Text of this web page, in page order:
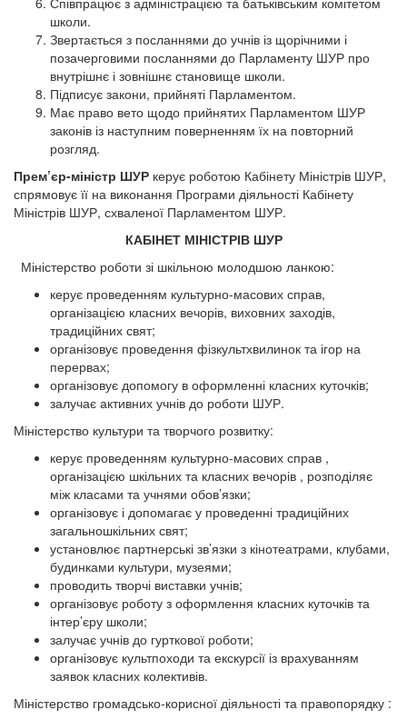
школи.
Звертається з посланнями до учнів із щорічними і
позачерговими посланнями до Парламенту ШУР про
внутрішнє і зовнішнє становище школи.
Підписує закони, прийняті Парламентом.
Має право вето щодо прийнятих Парламентом ШУР
законів із наступним поверненням їх на повторний
розгляд.
Прем’єр-міністр ШУР керує роботою Кабінету Міністрів ШУР,
спрямовує її на виконання Програми діяльності Кабінету
Міністрів ШУР, схваленої Парламентом ШУР.
КАБІНЕТ МІНІСТРІВ ШУР
Міністерство роботи зі шкільною молодшою ланкою:
керує проведенням культурно-масових справ,
організацією класних вечорів, виховних заходів,
традиційних свят;
організовує проведення фізкультхвилинок та ігор на
перервах;
організовує допомогу в оформленні класних куточків;
залучає активних учнів до роботи ШУР.
Міністерство культури та творчого розвитку:
керує проведенням культурно-масових справ ,
організацією шкільних та класних вечорів , розподіляє
між класами та учнями обов’язки;
організовує і допомагає у проведенні традиційних
загальношкільних свят;
установлює партнерські зв’язки з кінотеатрами, клубами,
будинками культури, музеями;
проводить творчі виставки учнів;
організовує роботу з оформлення класних куточків та
інтер’єру школи;
залучає учнів до гурткової роботи;
організовує культпоходи та екскурсії із врахуванням
заявок класних колективів.
Міністерство громадсько-корисної діяльності та правопорядку :